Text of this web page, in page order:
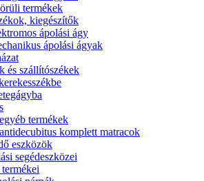
termékek
kiegészítők
ápolási ágy
ápolási ágyak
és szállítószékek
termékek
komplett matracok
eszközök
segédeszközei